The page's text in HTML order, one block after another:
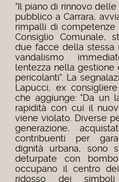
"Il piano di rinnovo
pubblico a Carrara,
rimpalli di
Consiglio Comunale,
due facce della stessa
vandalismo
lentezza nella
pericolanti". La
Lapucci, ex
che aggiunge: "Da un
rapidità con cui il
viene violato. Diverse
generazione,
contribuenti per
dignità urbana, sono
deturpate con
occupano il centro
ridosso dei